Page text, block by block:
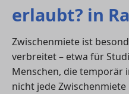
erlaubt? in
Zwischenmiete ist
verbreitet – etwa für
Menschen, die temporär
nicht jede